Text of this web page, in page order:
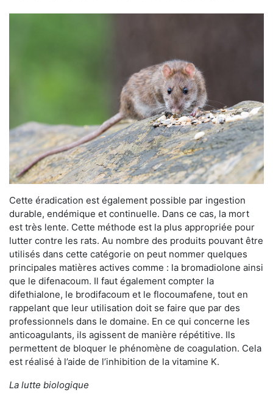
Cette éradication est également possible par ingestion
durable, endémique et continuelle. Dans ce cas, la mort
est très lente. Cette méthode est la plus appropriée pour
lutter contre les rats. Au nombre des produits pouvant être
utilisés dans cette catégorie on peut nommer quelques
principales matières actives comme : la bromadiolone ainsi
que le difenacoum. Il faut également compter la
difethialone, le brodifacoum et le flocoumafene, tout en
rappelant que leur utilisation doit se faire que par des
professionnels dans le domaine. En ce qui concerne les
anticoagulants, ils agissent de manière répétitive. Ils
permettent de bloquer le phénomène de coagulation. Cela
est réalisé à l’aide de l’inhibition de la vitamine K.
La lutte biologique